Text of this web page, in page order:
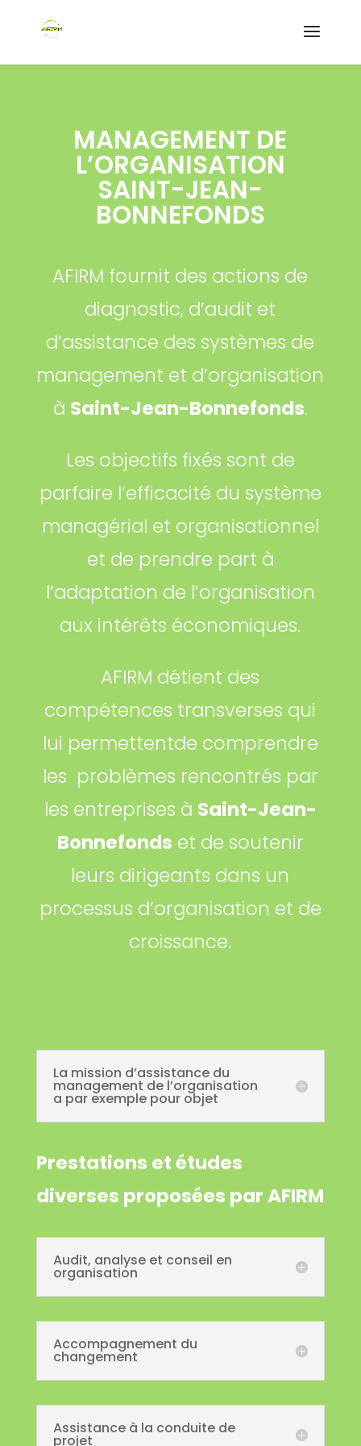
MANAGEMENT DE
L’ORGANISATION
SAINT-JEAN-
BONNEFONDS
AFIRM fournit des actions de
diagnostic, d’audit et
d’assistance des systèmes de
management et d’organisation
à Saint-Jean-Bonnefonds.
Les objectifs fixés sont de
parfaire l’efficacité du système
managérial et organisationnel
et de prendre part à
l’adaptation de l’organisation
aux intérêts économiques.
AFIRM détient des
compétences transverses qui
lui permettentde comprendre
les problèmes rencontrés par
les entreprises à Saint-Jean-
Bonnefonds et de soutenir
leurs dirigeants dans un
processus d’organisation et de
croissance.
La mission d’assistance du
management de l’organisation
a par exemple pour objet
Prestations et études
diverses proposées par AFIRM
Audit, analyse et conseil en
organisation
Accompagnement du
changement
Assistance à la conduite de
projet